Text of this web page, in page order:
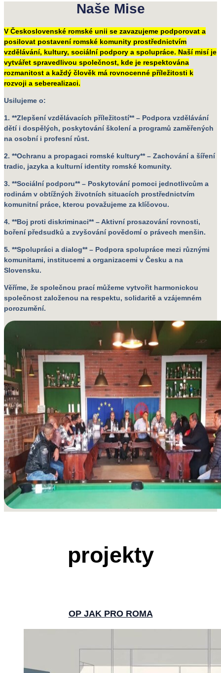
Naše Mise
V Československé romské unii se zavazujeme podporovat a
posilovat postavení romské komunity prostřednictvím
vzdělávání, kultury, sociální podpory a spolupráce. Naší misí je
vytvářet spravedlivou společnost, kde je respektována
rozmanitost a každý člověk má rovnocenné příležitosti k
rozvoji a seberealizaci.
Usilujeme o:
1. **Zlepšení vzdělávacích příležitostí** – Podpora vzdělávání
dětí i dospělých, poskytování školení a programů zaměřených
na osobní i profesní růst.
2. **Ochranu a propagaci romské kultury** – Zachování a šíření
tradic, jazyka a kulturní identity romské komunity.
3. **Sociální podporu** – Poskytování pomoci jednotlivcům a
rodinám v obtížných životních situacích prostřednictvím
komunitní práce, kterou považujeme za klíčovou.
4. **Boj proti diskriminaci** – Aktivní prosazování rovnosti,
boření předsudků a zvyšování povědomí o právech menšin.
5. **Spolupráci a dialog** – Podpora spolupráce mezi různými
komunitami, institucemi a organizacemi v Česku a na
Slovensku.
Věříme, že společnou prací můžeme vytvořit harmonickou
společnost založenou na respektu, solidaritě a vzájemném
porozumění.
projekty
OP JAK​ PRO ROMA